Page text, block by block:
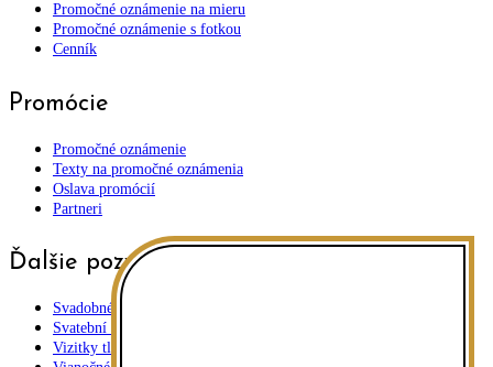
Promočné oznámenie na mieru
Promočné oznámenie s fotkou
Cenník
Promócie
Promočné oznámenie
Texty na promočné oznámenia
Oslava promócií
Partneri
Ďalšie pozvánky
Svadobné oznámenia
Svatební oznámení
Vizitky tlač